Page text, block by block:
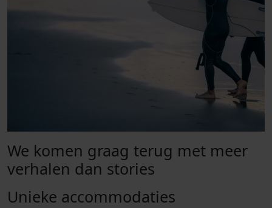
We komen graag terug met meer
verhalen dan stories
Unieke accommodaties